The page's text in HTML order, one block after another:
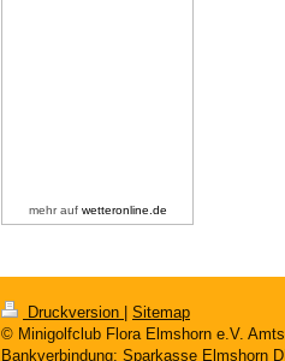
mehr auf wetteronline.de
Druckversion
Sitemap
© Minigolfclub Flora Elmshorn e.V.
Bankverbindung: Sparkasse Elmshorn